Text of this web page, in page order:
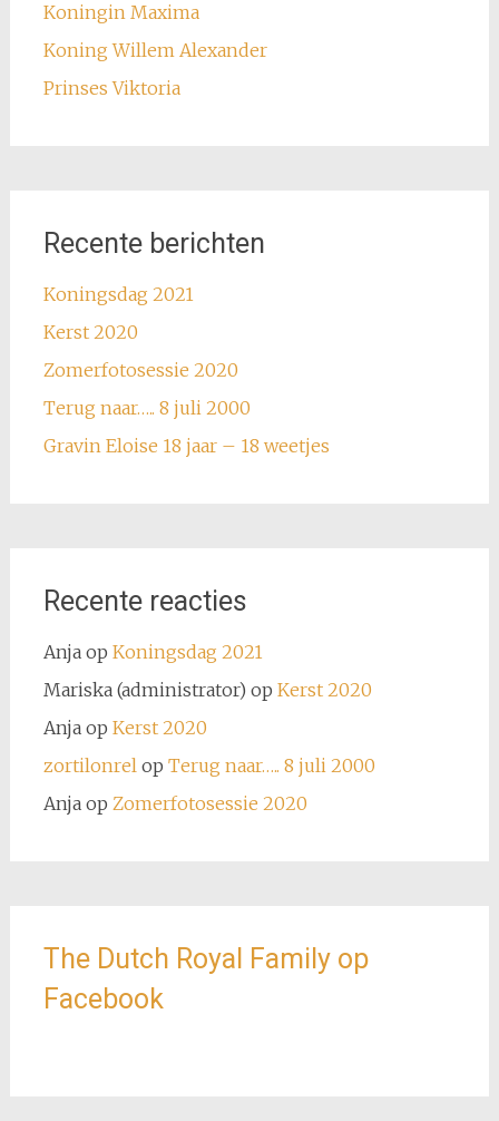
Koningin Maxima
Koning Willem Alexander
Prinses Viktoria
Recente berichten
Koningsdag 2021
Kerst 2020
Zomerfotosessie 2020
Terug naar….. 8 juli 2000
Gravin Eloise 18 jaar – 18 weetjes
Recente reacties
Anjaop Koningsdag 2021
Mariska (administrator) op Kerst 2020
Anjaop Kerst 2020
zortilonrelop Terug naar….. 8 juli 2000
Anjaop Zomerfotosessie 2020
The Dutch Royal Family op
Facebook